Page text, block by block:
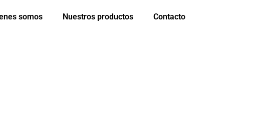
somos Nuestros productos Contacto